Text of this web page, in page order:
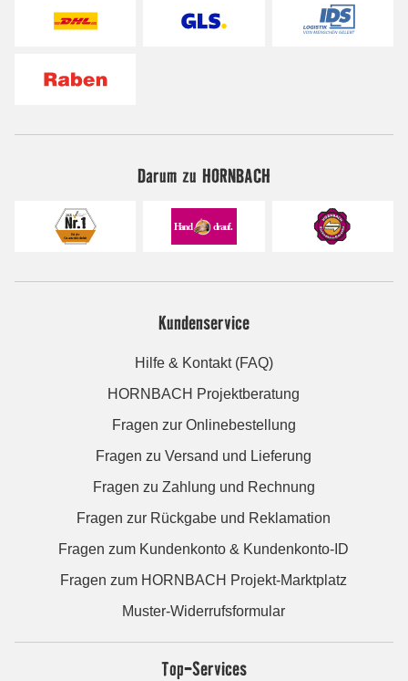
Darum zu HORNBACH
Kundenservice
Hilfe & Kontakt (FAQ)
HORNBACH Projektberatung
Fragen zur Onlinebestellung
Fragen zu Versand und Lieferung
Fragen zu Zahlung und Rechnung
Fragen zur Rückgabe und Reklamation
Fragen zum Kundenkonto & Kundenkonto-ID
Fragen zum HORNBACH Projekt-Marktplatz
Muster-Widerrufsformular
Top-Services